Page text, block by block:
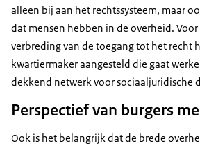
alleen bij aan het rechtssysteem, maar
dat mensen hebben in de overheid. Voor
verbreding van de toegang tot het recht
kwartiermaker aangesteld die gaat
dekkend netwerk voor sociaaljuridische
Perspectief van burgers
Ook is het belangrijk dat de brede